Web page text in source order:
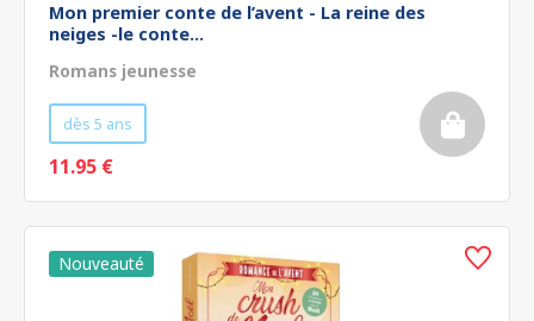
Mon premier conte de l’avent - La reine des
neiges -le conte...
Romans jeunesse
dès 5 ans
11.95 €